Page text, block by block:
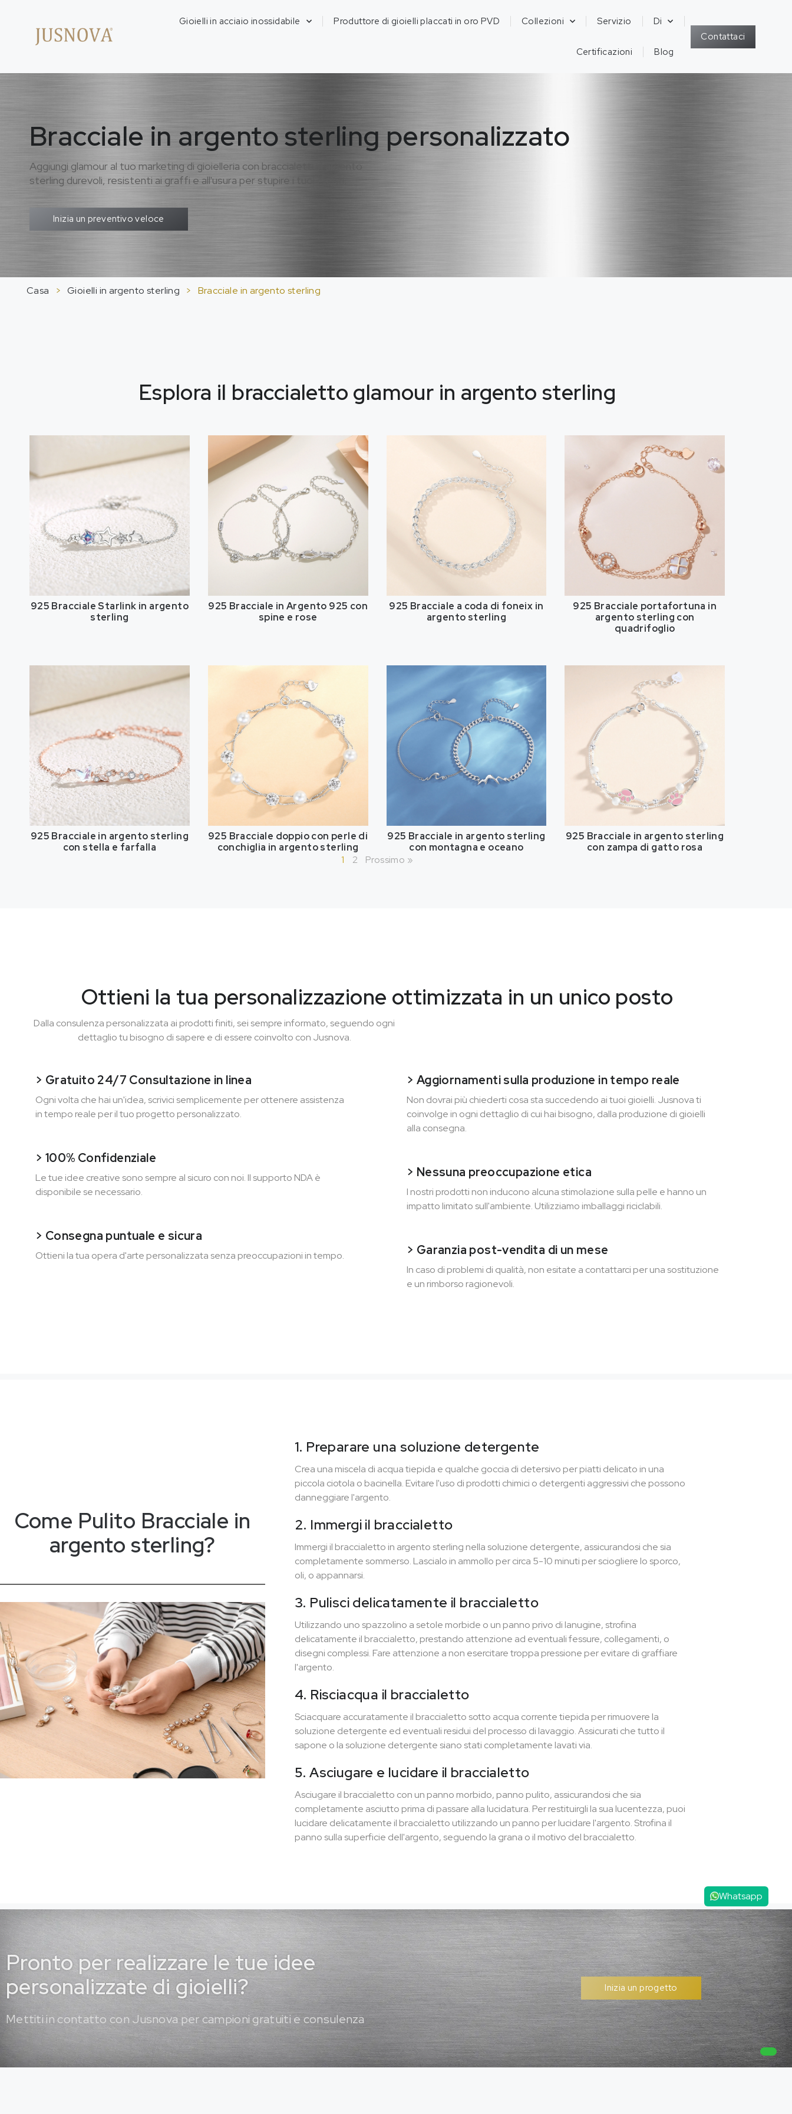
Gioielli in acciaio inossidabile Produttore di gioielli placcati in oro PVD Collezioni Servizio Di
Certificazioni Blog
Contattaci
Bracciale in argento sterling personalizzato
Aggiungi glamour al tuo marketing di gioielleria con braccialetti in argento
sterling durevoli, resistenti ai graffi e all'usura per stupire i tuoi clienti.
Inizia un preventivo veloce
Casa > Gioielli in argento sterling > Bracciale in argento sterling
Esplora il braccialetto glamour in argento sterling
925 Bracciale Starlink in argento
sterling
925 Bracciale in Argento 925 con
spine e rose
925 Bracciale a coda di foneix in
argento sterling
925 Bracciale portafortuna in
argento sterling con
quadrifoglio
925 Bracciale in argento sterling
con stella e farfalla
925 Bracciale doppio con perle di
conchiglia in argento sterling
925 Bracciale in argento sterling
con montagna e oceano
925 Bracciale in argento sterling
con zampa di gatto rosa
1
2 Prossimo »
Ottieni la tua personalizzazione ottimizzata in un unico posto
Dalla consulenza personalizzata ai prodotti finiti, sei sempre informato, seguendo ogni
dettaglio tu bisogno di sapere e di essere coinvolto con Jusnova.
> Gratuito 24/7 Consultazione in linea
Ogni volta che hai un'idea, scrivici semplicemente per ottenere assistenza
in tempo reale per il tuo progetto personalizzato.
> 100% Confidenziale
Le tue idee creative sono sempre al sicuro con noi. Il supporto NDA è
disponibile se necessario.
> Consegna puntuale e sicura
Ottieni la tua opera d'arte personalizzata senza preoccupazioni in tempo.
> Aggiornamenti sulla produzione in tempo reale
Non dovrai più chiederti cosa sta succedendo ai tuoi gioielli. Jusnova ti
coinvolge in ogni dettaglio di cui hai bisogno, dalla produzione di gioielli
alla consegna.
> Nessuna preoccupazione etica
I nostri prodotti non inducono alcuna stimolazione sulla pelle e hanno un
impatto limitato sull'ambiente. Utilizziamo imballaggi riciclabili.
> Garanzia post-vendita di un mese
In caso di problemi di qualità, non esitate a contattarci per una sostituzione
e un rimborso ragionevoli.
Come Pulito Bracciale in
argento sterling?
1. Preparare una soluzione detergente
Crea una miscela di acqua tiepida e qualche goccia di detersivo per piatti delicato in una
piccola ciotola o bacinella. Evitare l'uso di prodotti chimici o detergenti aggressivi che possono
danneggiare l'argento.
2. Immergi il braccialetto
Immergi il braccialetto in argento sterling nella soluzione detergente, assicurandosi che sia
completamente sommerso. Lascialo in ammollo per circa 5-10 minuti per sciogliere lo sporco,
oli, o appannarsi.
3. Pulisci delicatamente il braccialetto
Utilizzando uno spazzolino a setole morbide o un panno privo di lanugine, strofina
delicatamente il braccialetto, prestando attenzione ad eventuali fessure, collegamenti, o
disegni complessi. Fare attenzione a non esercitare troppa pressione per evitare di graffiare
l'argento.
4. Risciacqua il braccialetto
Sciacquare accuratamente il braccialetto sotto acqua corrente tiepida per rimuovere la
soluzione detergente ed eventuali residui del processo di lavaggio. Assicurati che tutto il
sapone o la soluzione detergente siano stati completamente lavati via.
5. Asciugare e lucidare il braccialetto
Asciugare il braccialetto con un panno morbido, panno pulito, assicurandosi che sia
completamente asciutto prima di passare alla lucidatura. Per restituirgli la sua lucentezza, puoi
lucidare delicatamente il braccialetto utilizzando un panno per lucidare l'argento. Strofina il
panno sulla superficie dell'argento, seguendo la grana o il motivo del braccialetto.
Pronto per realizzare le tue idee
personalizzate di gioielli?
Mettiti in contatto con Jusnova per campioni gratuiti e consulenza
Inizia un progetto
Whatsapp